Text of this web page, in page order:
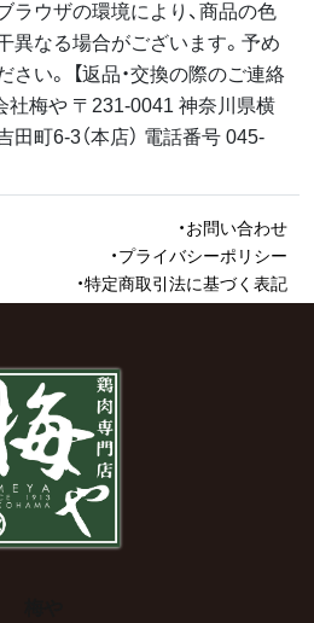
ラウザの環境により、商品の色
異なる場合がございます。予め
さい。 【返品・交換の際のご連絡
社梅や 〒231-0041 神奈川県横
田町6-3（本店） 電話番号 045-
お問い合わせ
プライバシーポリシー
特定商取引法に基づく表記